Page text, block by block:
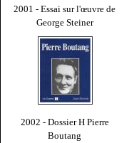
2001 - Essai sur l'œuvre de
George Steiner
2002 - Dossier H Pierre
Boutang